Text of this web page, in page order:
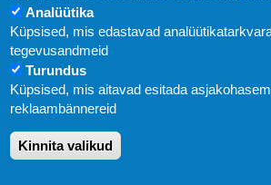
Uudised
KIRJASTUS PEGASUS
Paldiski mnt. 29 (A korpus VI
Analüütika
Küpsised, mis edastavad
tegevusandmeid
Turundus
Küpsised, mis aitavad esitada
reklaambännereid
Kinnita valikud